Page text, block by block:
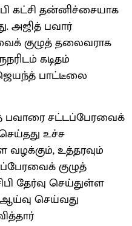
கட்சி தன்னிச்சையாக
அஜித் பவார்
குழுத் தலைவராக
கடிதம்
பாட்டீலை
பவாரை சட்டப்பேரவைக்
உச்ச
உத்தரவும்
குழுத்
தேர்வு செய்துள்ள
செய்வது